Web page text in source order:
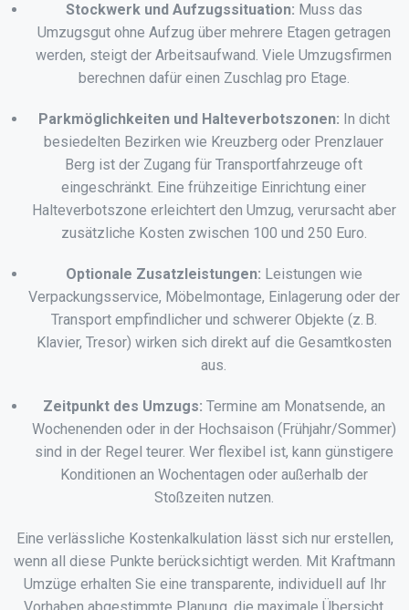
Stockwerk und Aufzugssituation: Muss das
Umzugsgut ohne Aufzug über mehrere Etagen getragen
werden, steigt der Arbeitsaufwand. Viele Umzugsfirmen
berechnen dafür einen Zuschlag pro Etage.
Parkmöglichkeiten und Halteverbotszonen: In dicht
besiedelten Bezirken wie Kreuzberg oder Prenzlauer
Berg ist der Zugang für Transportfahrzeuge oft
eingeschränkt. Eine frühzeitige Einrichtung einer
Halteverbotszone erleichtert den Umzug, verursacht aber
zusätzliche Kosten zwischen 100 und 250 Euro.
Optionale Zusatzleistungen: Leistungen wie
Verpackungsservice, Möbelmontage, Einlagerung oder der
Transport empfindlicher und schwerer Objekte (z. B.
Klavier, Tresor) wirken sich direkt auf die Gesamtkosten
aus.
Zeitpunkt des Umzugs: Termine am Monatsende, an
Wochenenden oder in der Hochsaison (Frühjahr/Sommer)
sind in der Regel teurer. Wer flexibel ist, kann günstigere
Konditionen an Wochentagen oder außerhalb der
Stoßzeiten nutzen.
Eine verlässliche Kostenkalkulation lässt sich nur erstellen,
wenn all diese Punkte berücksichtigt werden. Mit Kraftmann
Umzüge erhalten Sie eine transparente, individuell auf Ihr